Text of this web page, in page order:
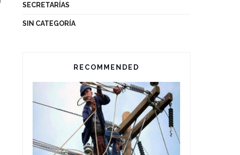
SECRETARÍAS
SIN CATEGORÍA
RECOMMENDED